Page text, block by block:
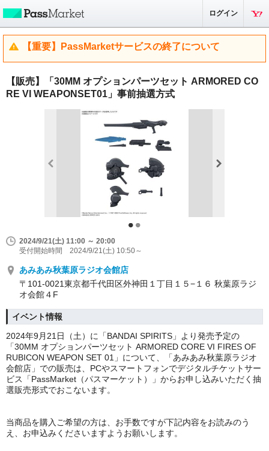
ログイン
【重要】PassMarketサービスの終了について
【販売】「30MM オプションパーツセット ARMORED CO
RE VI WEAPONSET01」事前抽選方式
2024/9/21(土) 11:00 ～ 20:00
受付開始時間 2024/9/21(土) 10:50～
あみあみ秋葉原ラジオ会館店
〒101-0021東京都千代田区外神田１丁目１５−１６ 秋葉原ラジ
オ会館４F
イベント情報
2024年9月21日（土）に「BANDAI SPIRITS」より発売予定の
「30MM オプションパーツセット ARMORED CORE VI FIRES OF
RUBICON WEAPON SET 01」について、「あみあみ秋葉原ラジオ
会館店」での販売は、PCやスマートフォンでデジタルチケットサー
ビス「PassMarket（パスマーケット）」からお申し込みいただく抽
選販売形式でおこないます。
当商品を購入ご希望の方は、お手数ですが下記内容をお読みのう
え、お申込みくださいますようお願いします。